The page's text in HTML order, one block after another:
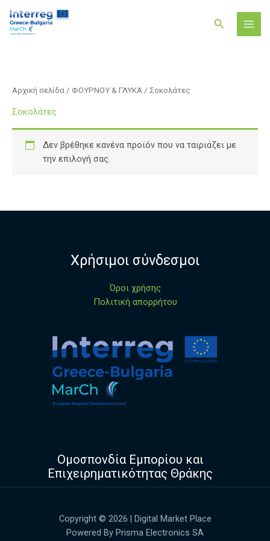
περιεχόμενο
στο
περιεχόμενο
Αναζήτηση
Αρχική σελίδα / ΦΟΥΡΝΟΥ & ΓΛΥΚΑ / Σοκολάτες
Σοκολάτες
Δεν βρέθηκε κανένα προϊόν που να ταιριάζει με
την επιλογή σας.
Χρήσιμοι σύνδεσμοι
Όροι χρήσης
Πολιτική απορρήτου
Ομοσπονδία Εμπορίου και
Επιχειρηματικότητας Θράκης
Copyright © 2026 | Digital Market Place
Powered By Prisma Electronics SA